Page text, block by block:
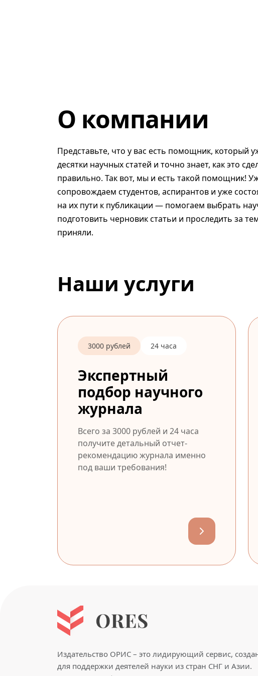
О компании
Представьте, что у вас есть помощник, который
десятки научных статей и точно знает, как это
правильно. Так вот, мы и есть такой помощник!
сопровождаем студентов, аспирантов и уже
на их пути к публикации — помогаем выбрать
подготовить черновик статьи и проследить за
приняли.
Наши услуги
3000 рублей 24 часа
Экспертный
подбор научного
журнала
Всего за 3000 рублей и 24 часа
получите детальный отчет-
рекомендацию журнала именно
под ваши требования!
Издательство ОРИС – это лидирующий сервис,
для поддержки деятелей науки из стран СНГ и Азии.